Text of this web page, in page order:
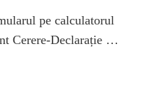
pe calculatorul
Cerere-Declarație …